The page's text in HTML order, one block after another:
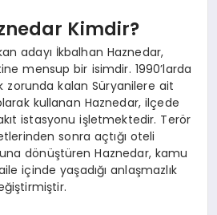
Kimdir?
adayı İkbalhan Haznedar,
mensup bir isimdir. 1990’larda
zorunda kalan Süryanilere ait
kullanan Haznedar, ilçede
istasyonu işletmektedir. Terör
sonra açtığı oteli
dönüştüren Haznedar, kamu
içinde yaşadığı anlaşmazlık